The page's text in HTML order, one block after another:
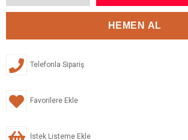
Telefonla Sipariş
Favorilere Ekle
İstek Listeme Ekle